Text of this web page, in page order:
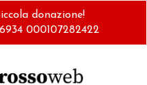
donazione!
000107282422